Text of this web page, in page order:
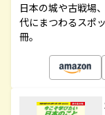
日本の城や古戦場
代にまつわるスポ
冊。